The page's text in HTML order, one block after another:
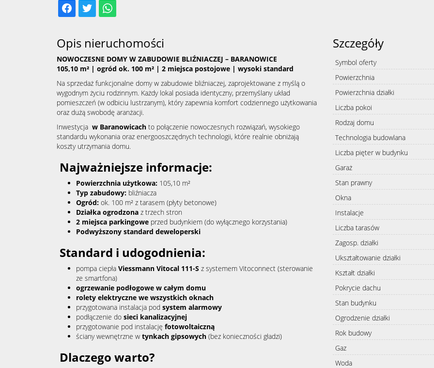
Opis nieruchomości
NOWOCZESNE DOMY W ZABUDOWIE BLIŹNIACZEJ – BARANOWICE
105,10 m² | ogród ok. 100 m² | 2 miejsca postojowe | wysoki standard
Na sprzedaż funkcjonalne domy w zabudowie bliźniaczej, zaprojektowane z myślą o
wygodnym życiu rodzinnym. Każdy lokal posiada identyczny, przemyślany układ
pomieszczeń (w odbiciu lustrzanym), który zapewnia komfort codziennego użytkowania
oraz dużą swobodę aranżacji.
Inwestycja w Baranowicach to połączenie nowoczesnych rozwiązań, wysokiego
standardu wykonania oraz energooszczędnych technologii, które realnie obniżają
koszty utrzymania domu.
Najważniejsze informacje:
Powierzchnia użytkowa: 105,10 m²
Typ zabudowy: bliźniacza
Ogród: ok. 100 m² z tarasem (płyty betonowe)
Działka ogrodzona z trzech stron
2 miejsca parkingowe przed budynkiem (do wyłącznego korzystania)
Podwyższony standard deweloperski
Standard i udogodnienia:
pompa ciepła Viessmann Vitocal 111-S z systemem Vitoconnect (sterowanie
ze smartfona)
ogrzewanie podłogowe w całym domu
rolety elektryczne we wszystkich oknach
przygotowana instalacja pod system alarmowy
podłączenie do sieci kanalizacyjnej
przygotowanie pod instalację fotowoltaiczną
ściany wewnętrzne w tynkach gipsowych (bez konieczności gładzi)
Dlaczego warto?
Szczegóły
Symbol oferty
Powierzchnia
Powierzchnia działki
Liczba pokoi
Rodzaj domu
Technologia budowlana
Liczba pięter w budynku
Garaż
Stan prawny
Okna
Instalacje
Liczba tarasów
Zagosp. działki
Ukształtowanie działki
Kształt działki
Pokrycie dachu
Stan budynku
Ogrodzenie działki
Rok budowy
Gaz
Woda